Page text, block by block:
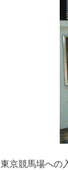
東京競馬場への